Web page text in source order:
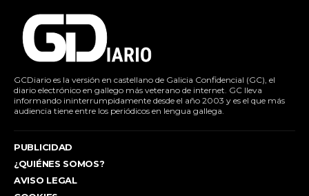
GCDiario es la versión en castellano de Galicia Confidencial (GC), el
diario electrónico en gallego más veterano de internet. GC lleva
informando ininterrumpidamente desde el año 2003 y es el que más
audiencia tiene entre los periódicos en lengua gallega.
PUBLICIDAD
¿QUIÉNES SOMOS?
AVISO LEGAL